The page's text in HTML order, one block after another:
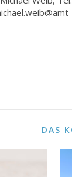
DAS